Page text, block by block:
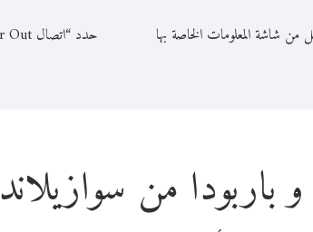
شاشة المعلومات الخاصة بها حدد “اتصال Viber Out” من عنوان المحادثة
باربودا من سوازيلاند